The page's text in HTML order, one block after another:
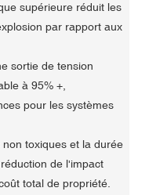
supérieure réduit les
par rapport aux
sortie de tension
à 95% +,
pour les systèmes
toxiques et la durée
de l'impact
total de propriété.